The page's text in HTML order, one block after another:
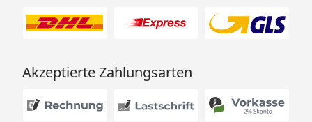
Akzeptierte Zahlungsarten